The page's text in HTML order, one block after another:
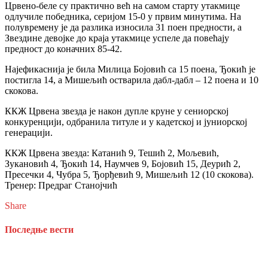
Црвено-беле су практично већ на самом старту утакмице
одлучиле победника, серијом 15-0 у првим минутима. На
полувремену је да разлика износила 31 поен предности, а
Звездине девојке до краја утакмице успеле да повећају
предност до коначних 85-42.
Најефикаснија је била Милица Бојовић са 15 поена, Ђокић је
постигла 14, а Мишељић остварила дабл-дабл – 12 поена и 10
скокова.
ККЖ Црвена звезда је након дупле круне у сениорској
конкуренцији, одбранила титуле и у кадетској и јуниорској
генерацији.
ККЖ Црвена звезда: Катанић 9, Тешић 2, Мољевић,
Зукановић 4, Ђокић 14, Наумчев 9, Бојовић 15, Деурић 2,
Пресечки 4, Чубра 5, Ђорђевић 9, Мишељић 12 (10 скокова).
Тренер: Предраг Станојчић
Share
Последње вести